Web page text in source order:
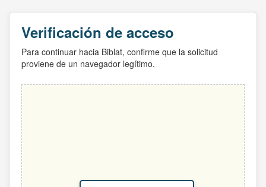
Verificación de acceso
Para continuar hacia Biblat, confirme que la solicitud
proviene de un navegador legítimo.